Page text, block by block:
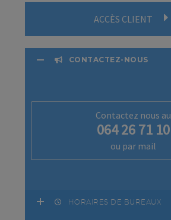
ACCÈS CLIENT
CONTACTEZ-NOUS
Contactez nous au
064 26 71 10
ou par mail
HORAIRES DE BUREAUX